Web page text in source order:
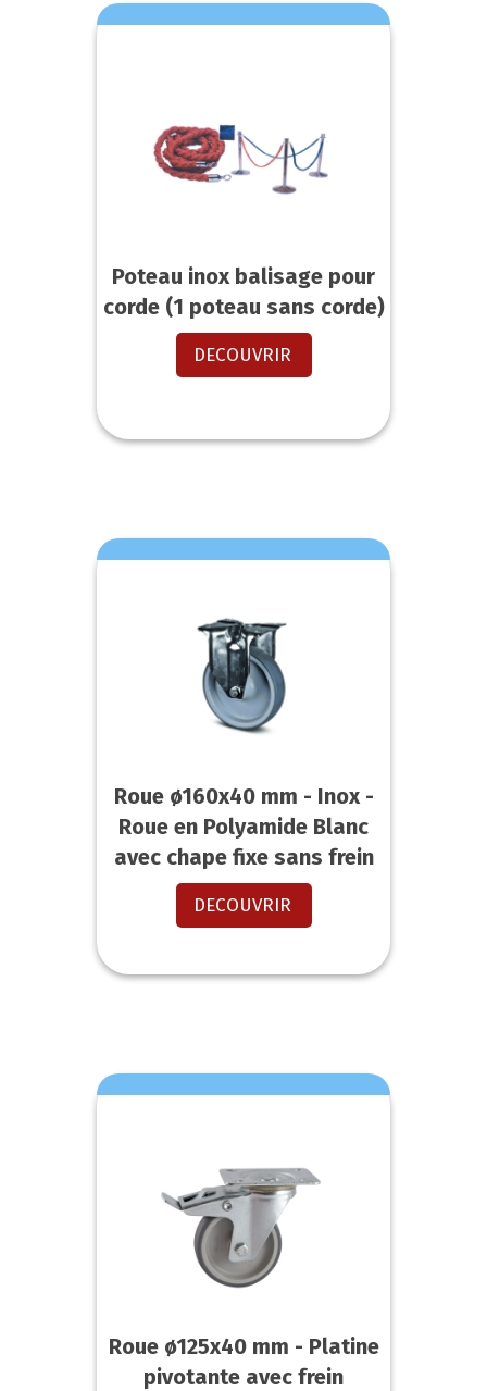
Poteau inox balisage pour
corde (1 poteau sans corde)
DECOUVRIR
Roue ø160x40 mm - Inox -
Roue en Polyamide Blanc
avec chape fixe sans frein
DECOUVRIR
Roue ø125x40 mm - Platine
pivotante avec frein